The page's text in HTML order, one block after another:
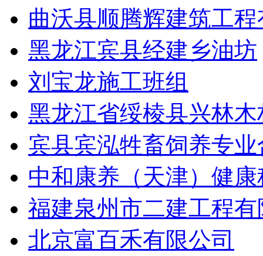
曲沃县顺腾辉建筑工
黑龙江宾县经建乡油坊
刘宝龙施工班组
黑龙江省绥棱县兴林
宾县宾泓牲畜饲养专
中和康养（天津）健
福建泉州市二建工程
北京富百禾有限公司